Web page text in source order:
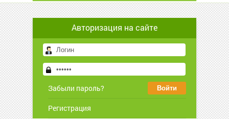
Авторизация на сайте
Забыли пароль?
Регистрация